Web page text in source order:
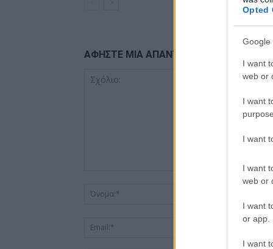
Opted
Google
I want
web or
I want
I want
I want
web or
I want
or app.
I want
ΑΦΗΣΤΕ ΜΙΑ ΑΠΑΝΤΗΣΗ